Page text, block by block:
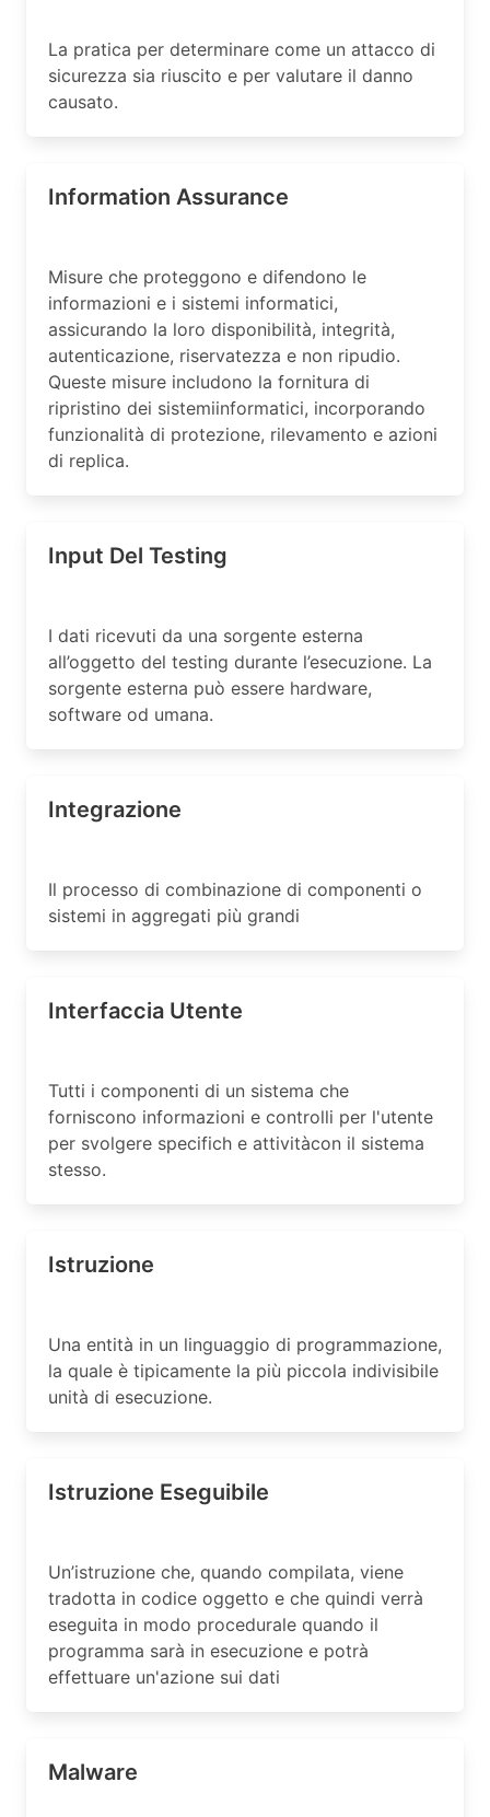
La pratica per determinare come un attacco di
sicurezza sia riuscito e per valutare il danno
causato.
Information Assurance
Misure che proteggono e difendono le
informazioni e i sistemi informatici,
assicurando la loro disponibilità, integrità,
autenticazione, riservatezza e non ripudio.
Queste misure includono la fornitura di
ripristino dei sistemiinformatici, incorporando
funzionalità di protezione, rilevamento e azioni
di replica.
Input Del Testing
I dati ricevuti da una sorgente esterna
all’oggetto del testing durante l’esecuzione. La
sorgente esterna può essere hardware,
software od umana.
Integrazione
Il processo di combinazione di componenti o
sistemi in aggregati più grandi
Interfaccia Utente
Tutti i componenti di un sistema che
forniscono informazioni e controlli per l'utente
per svolgere specifich e attivitàcon il sistema
stesso.
Istruzione
Una entità in un linguaggio di programmazione,
la quale è tipicamente la più piccola indivisibile
unità di esecuzione.
Istruzione Eseguibile
Un’istruzione che, quando compilata, viene
tradotta in codice oggetto e che quindi verrà
eseguita in modo procedurale quando il
programma sarà in esecuzione e potrà
effettuare un'azione sui dati
Malware